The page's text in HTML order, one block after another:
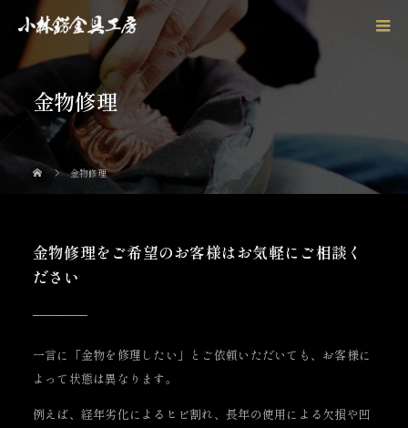
金物修理
金物修理
金物修理をご希望のお客様はお気軽にご相談く
ださい
一言に「金物を修理したい」とご依頼いただいても、お客様に
よって状態は異なります。
例えば、経年劣化によるヒビ割れ、長年の使用による欠損や凹